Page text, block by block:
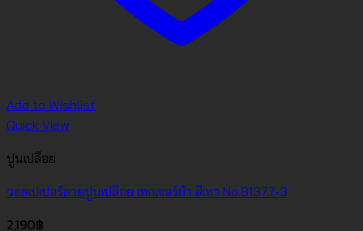
Add to Wishlist
Quick View
ปูนเปลือย
วอลเปเปอร์ลายปูนเปลือย เทกเจอร์ผ้า สีเทา No.81377-3
2,190฿